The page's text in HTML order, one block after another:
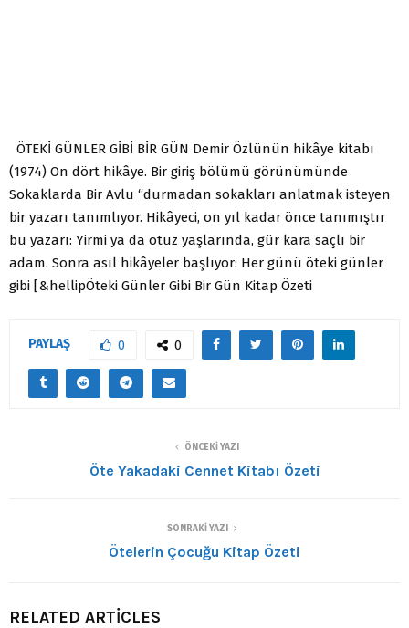
ÖTEKİ GÜNLER GİBİ BİR GÜN Demir Özlünün hikâye kitabı
(1974) On dört hikâye. Bir giriş bölümü görünümünde
Sokaklarda Bir Avlu “durmadan sokakları anlatmak isteyen
bir yazarı tanımlıyor. Hikâyeci, on yıl kadar önce tanımıştır
bu yazarı: Yirmi ya da otuz yaşlarında, gür kara saçlı bir
adam. Sonra asıl hikâyeler başlıyor: Her günü öteki günler
gibi [&hellipÖteki Günler Gibi Bir Gün Kitap Özeti
PAYLAŞ 0 0
ÖNCEKI YAZI
Öte Yakadaki Cennet Kitabı Özeti
SONRAKI YAZI
Ötelerin Çocuğu Kitap Özeti
RELATED ARTICLES